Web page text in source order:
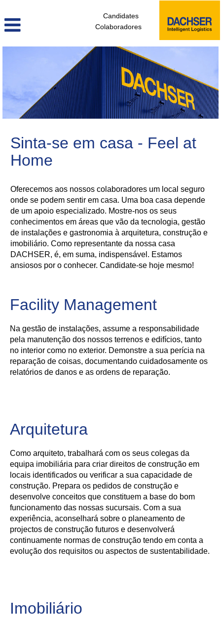
Candidates
Colaboradores
gestao_de_instalacoes_pt
Sinta-se em casa - Feel at
Home
Oferecemos aos nossos colaboradores um local seguro
onde se podem sentir em casa. Uma boa casa depende
de um apoio especializado. Mostre-nos os seus
conhecimentos em áreas que vão da tecnologia, gestão
de instalações e gastronomia à arquitetura, construção e
imobiliário. Como representante da nossa casa
DACHSER, é, em suma, indispensável. Estamos
ansiosos por o conhecer. Candidate-se hoje mesmo!
Facility Management
Na gestão de instalações, assume a responsabilidade
pela manutenção dos nossos terrenos e edifícios, tanto
no interior como no exterior. Demonstre a sua perícia na
reparação de coisas, documentando cuidadosamente os
relatórios de danos e as ordens de reparação.
Arquitetura
Como arquiteto, trabalhará com os seus colegas da
equipa imobiliária para criar direitos de construção em
locais identificados ou verificar a sua capacidade de
construção. Prepara os pedidos de construção e
desenvolve conceitos que constituem a base do bom
funcionamento das nossas sucursais. Com a sua
experiência, aconselhará sobre o planeamento de
projectos de construção futuros e desenvolverá
continuamente normas de construção tendo em conta a
evolução dos requisitos ou aspectos de sustentabilidade.
Imobiliário